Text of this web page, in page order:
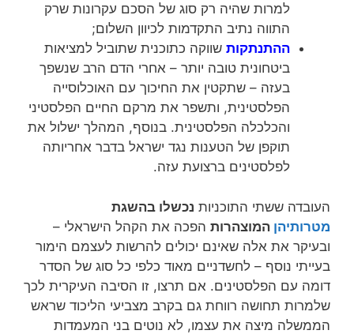
למרות שהיה רק סוג של הסכם עקרונות שרק
התווה נתיב התקדמות לכיוון השלום;
ההתנתקות שווקה כתוכנית שתוביל למציאות
ביטחונית טובה יותר – אחרי הדם הרב שנשפך
בעזה – שתקטין את החיכוך עם האוכלוסייה
הפלסטינית, ותשפר את מרקם החיים הפלסטיני
והכלכלה הפלסטינית. בנוסף, המהלך ישלול את
תוקפן של הטענות נגד ישראל בדבר אחריותה
לפלסטינים ברצועת עזה.
העובדה ששתי התוכניות נכשלו בהשגת
מטרותיהן המוצהרות הפכה את הקהל הישראלי –
ובעיקר את אלה שאינם יכולים להרשות לעצמם הימור
בעייתי נוסף – לחשדניים מאוד כלפי כל סוג של הסדר
דומה עם הפלסטינים. אם תרצו, זו הסיבה העיקרית לכך
שלמרות תחושה רווחת גם בקרב מצביעי הליכוד שראש
הממשלה מיצה את עצמו, לא נוטים בני המעמדות